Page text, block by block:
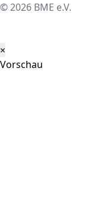
© 2026 BME e.V.
×
Vorschau